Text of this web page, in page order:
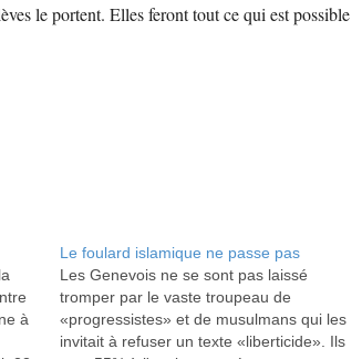
le portent. Elles feront tout ce qui est possible
à
Le foulard islamique ne passe pas
Les Genevois ne se sont pas laissé
tromper par le vaste troupeau de
«progressistes» et de musulmans qui les
invitait à refuser un texte «liberticide». Ils